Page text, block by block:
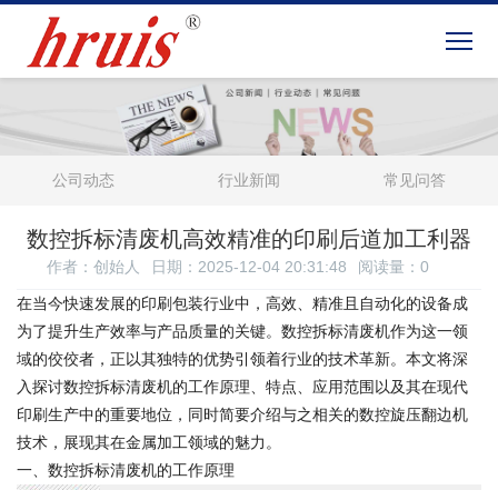
公司动态 行业新闻 常见问答
数控拆标清废机高效精准的印刷后道加工利器
作者：创始人 日期：2025-12-04 20:31:48 阅读量： 0
在当今快速发展的印刷包装行业中，高效、精准且自动化的设备成
为了提升生产效率与产品质量的关键。数控拆标清废机作为这一领
域的佼佼者，正以其独特的优势引领着行业的技术革新。本文将深
入探讨数控拆标清废机的工作原理、特点、应用范围以及其在现代
印刷生产中的重要地位，同时简要介绍与之相关的数控旋压翻边机
技术，展现其在金属加工领域的魅力。
一、数控拆标清废机的工作原理